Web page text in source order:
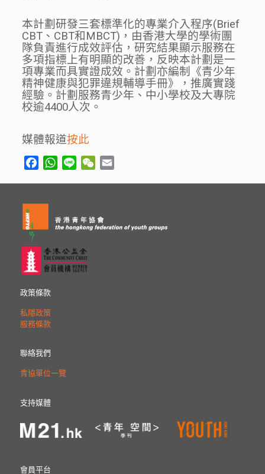
本計劃研發三套標準化的專業介入程序(Brief
CBT、CBT和MBCT)，由香港大學的學術團
隊負責進行成效評估，研究結果顯示服務在
多項指標上有明顯的改善，反映本計劃是一
項專業而具實證成效。計劃亦編制《青少年
精神健康與犯罪違規輔導手冊》，推廣實踐
經驗。計劃服務青少年、中小學校及大專院
校逾4400人次。
媒體報道按此
FacebookWhatsApp
Line WeChat
政策條款
私隱政策
服務條款
聯絡我們
青協單位一覽
支持媒體
會員平台